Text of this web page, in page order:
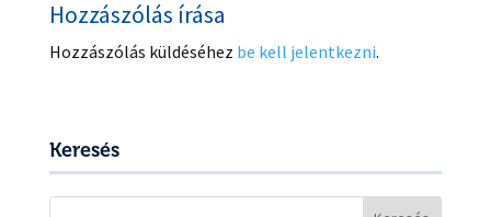
Hozzászólás írása
Hozzászólás küldéséhez be kell jelentkezni.
Keresés